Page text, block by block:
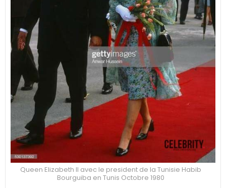
Queen Elizabeth II avec le president de la Tunisie Habib
Bourguiba en Tunis Octobre 1980